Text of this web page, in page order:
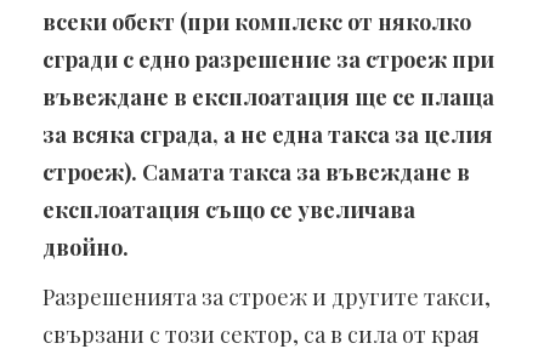
всеки обект (при комплекс от няколко
сгради с едно разрешение за строеж при
въвеждане в експлоатация ще се плаща
за всяка сграда, а не една такса за целия
строеж). Самата такса за въвеждане в
експлоатация също се увеличава
двойно.
Разрешенията за строеж и другите такси,
свързани с този сектор, са в сила от края